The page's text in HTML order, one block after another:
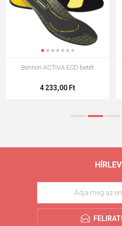
Bennon ACTIVA ESD betét
4 233,00 Ft